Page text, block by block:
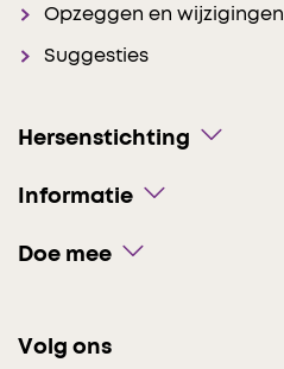
Opzeggen en wijzigingen
Suggesties
Hersenstichting
Informatie
Doe mee
Volg ons